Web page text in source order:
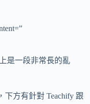
是一段非常長的亂
下方有針對 Teachify 跟